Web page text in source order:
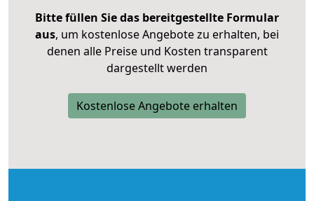
Bitte füllen Sie das bereitgestellte Formular
aus, um kostenlose Angebote zu erhalten, bei
denen alle Preise und Kosten transparent
dargestellt werden
Kostenlose Angebote erhalten